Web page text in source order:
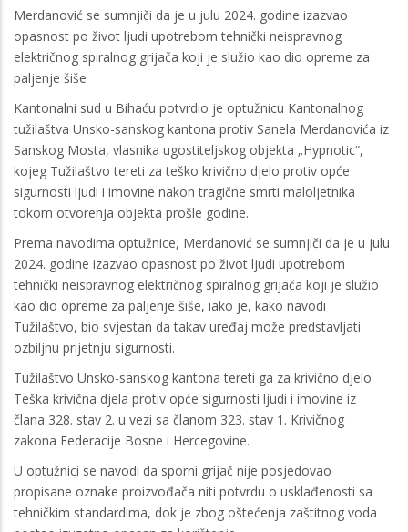
Merdanović se sumnjiči da je u julu 2024. godine izazvao
opasnost po život ljudi upotrebom tehnički neispravnog
električnog spiralnog grijača koji je služio kao dio opreme za
paljenje šiše
Kantonalni sud u Bihaću potvrdio je optužnicu Kantonalnog
tužilaštva Unsko-sanskog kantona protiv Sanela Merdanovića iz
Sanskog Mosta, vlasnika ugostiteljskog objekta „Hypnotic“,
kojeg Tužilaštvo tereti za teško krivično djelo protiv opće
sigurnosti ljudi i imovine nakon tragične smrti maloljetnika
tokom otvorenja objekta prošle godine.
Prema navodima optužnice, Merdanović se sumnjiči da je u julu
2024. godine izazvao opasnost po život ljudi upotrebom
tehnički neispravnog električnog spiralnog grijača koji je služio
kao dio opreme za paljenje šiše, iako je, kako navodi
Tužilaštvo, bio svjestan da takav uređaj može predstavljati
ozbiljnu prijetnju sigurnosti.
Tužilaštvo Unsko-sanskog kantona tereti ga za krivično djelo
Teška krivična djela protiv opće sigurnosti ljudi i imovine iz
člana 328. stav 2. u vezi sa članom 323. stav 1. Krivičnog
zakona Federacije Bosne i Hercegovine.
U optužnici se navodi da sporni grijač nije posjedovao
propisane oznake proizvođača niti potvrdu o usklađenosti sa
tehničkim standardima, dok je zbog oštećenja zaštitnog voda